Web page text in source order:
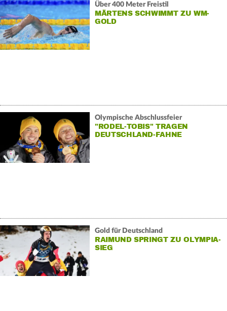
Über 400 Meter Freistil
MÄRTENS SCHWIMMT ZU WM-
GOLD
Olympische Abschlussfeier
"RODEL-TOBIS" TRAGEN
DEUTSCHLAND-FAHNE
Gold für Deutschland
RAIMUND SPRINGT ZU OLYMPIA-
SIEG